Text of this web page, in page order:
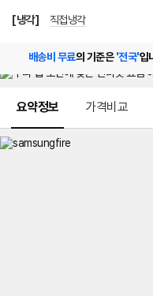
[냉각] 직접냉각
배송비 무료의 기준은'전국'입
요약정보 가격비교